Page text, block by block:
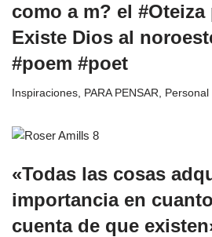
como a m? el #Oteiza
Existe Dios al
#poem #poet
Inspiraciones, PARA PENSAR, Personal
«Todas las cosas
importancia en
cuenta de que